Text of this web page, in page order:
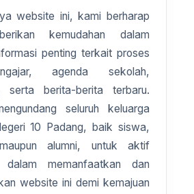
website ini, kami berharap
kemudahan dalam
penting terkait proses
agenda sekolah,
serta berita-berita terbaru.
seluruh keluarga
10 Padang, baik siswa,
alumni, untuk aktif
dalam memanfaatkan dan
website ini demi kemajuan